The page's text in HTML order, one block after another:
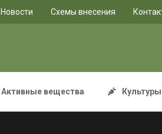
Новости Схемы внесения
Активные вещества Культуры